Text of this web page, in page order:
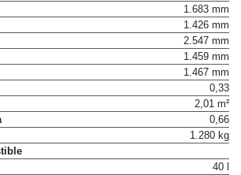
1.683 mm
1.426 mm
2.547 mm
1.459 mm
1.467 mm
0,33
2,01 m²
0,66
1.280 kg
40 l